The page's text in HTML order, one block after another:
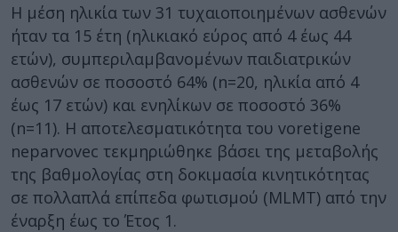
Η μέση ηλικία των 31 τυχαιοποιημένων ασθενών
ήταν τα 15 έτη (ηλικιακό εύρος από 4 έως 44
ετών), συμπεριλαμβανομένων παιδιατρικών
ασθενών σε ποσοστό 64% (n=20, ηλικία από 4
έως 17 ετών) και ενηλίκων σε ποσοστό 36%
(n=11). Η αποτελεσματικότητα του voretigene
neparvovec τεκμηριώθηκε βάσει της μεταβολής
της βαθμολογίας στη δοκιμασία κινητικότητας
σε πολλαπλά επίπεδα φωτισμού (MLMT) από την
έναρξη έως το Έτος 1.